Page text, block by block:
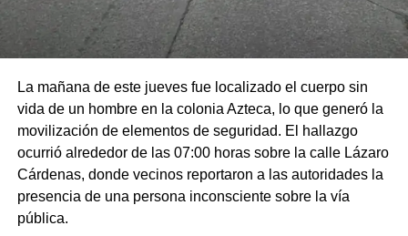
La mañana de este jueves fue localizado el cuerpo sin
vida de un hombre en la colonia Azteca, lo que generó la
movilización de elementos de seguridad. El hallazgo
ocurrió alrededor de las 07:00 horas sobre la calle Lázaro
Cárdenas, donde vecinos reportaron a las autoridades la
presencia de una persona inconsciente sobre la vía
pública.